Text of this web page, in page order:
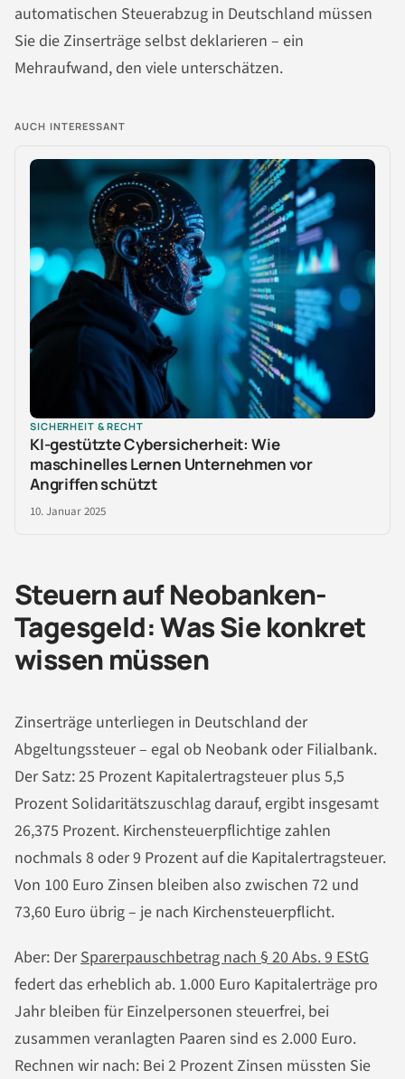
automatischen Steuerabzug in Deutschland müssen
Sie die Zinserträge selbst deklarieren – ein
Mehraufwand, den viele unterschätzen.
AUCH INTERESSANT
SICHERHEIT & RECHT
KI-gestützte Cybersicherheit: Wie
maschinelles Lernen Unternehmen vor
Angriffen schützt
10. Januar 2025
Steuern auf Neobanken-
Tagesgeld: Was Sie konkret
wissen müssen
Zinserträge unterliegen in Deutschland der
Abgeltungssteuer – egal ob Neobank oder Filialbank.
Der Satz: 25 Prozent Kapitalertragsteuer plus 5,5
Prozent Solidaritätszuschlag darauf, ergibt insgesamt
26,375 Prozent. Kirchensteuerpflichtige zahlen
nochmals 8 oder 9 Prozent auf die Kapitalertragsteuer.
Von 100 Euro Zinsen bleiben also zwischen 72 und
73,60 Euro übrig – je nach Kirchensteuerpflicht.
Aber: DerSparerpauschbetrag nach § 20 Abs. 9 EStG
federt das erheblich ab. 1.000 Euro Kapitalerträge pro
Jahr bleiben für Einzelpersonen steuerfrei, bei
zusammen veranlagten Paaren sind es 2.000 Euro.
Rechnen wir nach: Bei 2 Prozent Zinsen müssten Sie